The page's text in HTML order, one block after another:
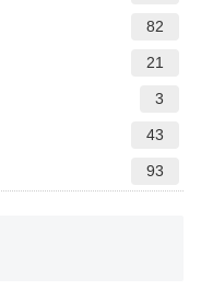
82
21
3
43
93